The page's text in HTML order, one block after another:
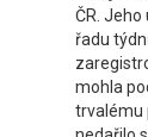
ČR.
řadu
mohla
trvalému